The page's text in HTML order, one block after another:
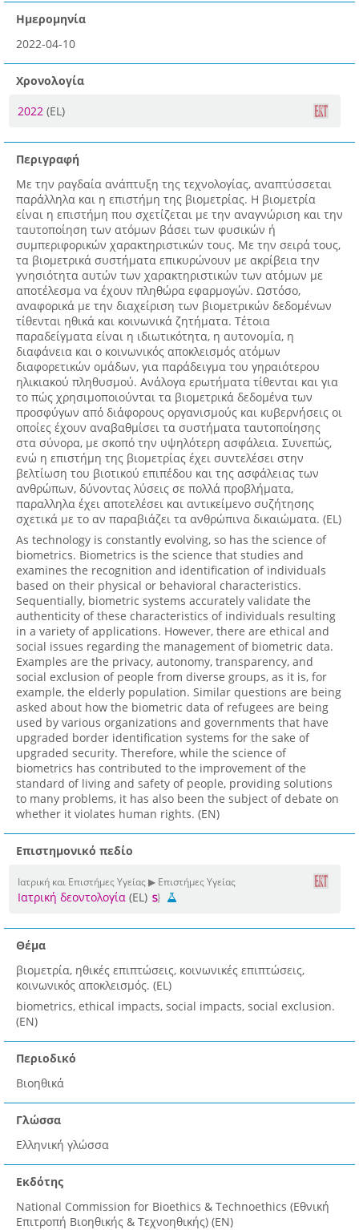
Ημερομηνία
2022-04-10
Χρονολογία
2022 (EL)
Περιγραφή
Με την ραγδαία ανάπτυξη της τεχνολογίας, αναπτύσσεται
παράλληλα και η επιστήμη της βιομετρίας. Η βιομετρία
είναι η επιστήμη που σχετίζεται με την αναγνώριση και την
ταυτοποίηση των ατόμων βάσει των φυσικών ή
συμπεριφορικών χαρακτηριστικών τους. Με την σειρά τους,
τα βιομετρικά συστήματα επικυρώνουν με ακρίβεια την
γνησιότητα αυτών των χαρακτηριστικών των ατόμων με
αποτέλεσμα να έχουν πληθώρα εφαρμογών. Ωστόσο,
αναφορικά με την διαχείριση των βιομετρικών δεδομένων
τίθενται ηθικά και κοινωνικά ζητήματα. Τέτοια
παραδείγματα είναι η ιδιωτικότητα, η αυτονομία, η
διαφάνεια και ο κοινωνικός αποκλεισμός ατόμων
διαφορετικών ομάδων, για παράδειγμα του γηραιότερου
ηλικιακού πληθυσμού. Ανάλογα ερωτήματα τίθενται και για
το πώς χρησιμοποιούνται τα βιομετρικά δεδομένα των
προσφύγων από διάφορους οργανισμούς και κυβερνήσεις οι
οποίες έχουν αναβαθμίσει τα συστήματα ταυτοποίησης
στα σύνορα, με σκοπό την υψηλότερη ασφάλεια. Συνεπώς,
ενώ η επιστήμη της βιομετρίας έχει συντελέσει στην
βελτίωση του βιοτικού επιπέδου και της ασφάλειας των
ανθρώπων, δύνοντας λύσεις σε πολλά προβλήματα,
παραλληλα έχει αποτελέσει και αντικείμενο συζήτησης
σχετικά με το αν παραβιάζει τα ανθρώπινα δικαιώματα. (EL)
As technology is constantly evolving, so has the science of
biometrics. Biometrics is the science that studies and
examines the recognition and identification of individuals
based on their physical or behavioral characteristics.
Sequentially, biometric systems accurately validate the
authenticity of these characteristics of individuals resulting
in a variety of applications. However, there are ethical and
social issues regarding the management of biometric data.
Examples are the privacy, autonomy, transparency, and
social exclusion of people from diverse groups, as it is, for
example, the elderly population. Similar questions are being
asked about how the biometric data of refugees are being
used by various organizations and governments that have
upgraded border identification systems for the sake of
upgraded security. Therefore, while the science of
biometrics has contributed to the improvement of the
standard of living and safety of people, providing solutions
to many problems, it has also been the subject of debate on
whether it violates human rights. (EN)
Επιστημονικό πεδίο
Ιατρική και Επιστήμες Υγείας ▶ Επιστήμες Υγείας
Ιατρική δεοντολογία (EL)
Θέμα
βιομετρία, ηθικές επιπτώσεις, κοινωνικές επιπτώσεις,
κοινωνικός αποκλεισμός. (EL)
biometrics, ethical impacts, social impacts, social exclusion.
(EN)
Περιοδικό
Βιοηθικά
Γλώσσα
Ελληνική γλώσσα
Εκδότης
National Commission for Bioethics & Technoethics (Εθνική
Επιτροπή Βιοηθικής & Τεχνοηθικής) (EN)